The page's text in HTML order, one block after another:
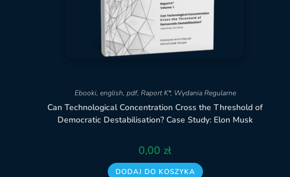
Ebooki, english, pdf, Raport K*, Wydania Regularne
Can Technological Concentration Cross the Threshold of
Democratic Destabilisation? Case Study: Elon Musk
0,00 zł
DODAJ DO KOSZYKA